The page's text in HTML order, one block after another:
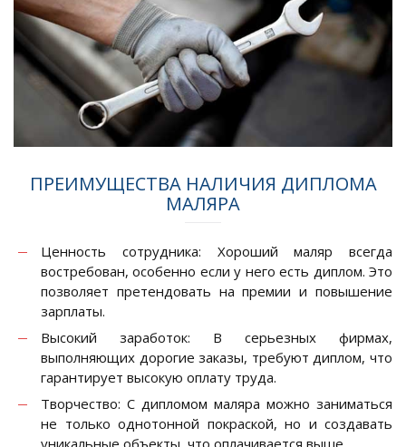
ПРЕИМУЩЕСТВА НАЛИЧИЯ ДИПЛОМА
МАЛЯРА
Ценность сотрудника: Хороший маляр всегда
востребован, особенно если у него есть диплом. Это
позволяет претендовать на премии и повышение
зарплаты.
Высокий заработок: В серьезных фирмах,
выполняющих дорогие заказы, требуют диплом, что
гарантирует высокую оплату труда.
Творчество: С дипломом маляра можно заниматься
не только однотонной покраской, но и создавать
уникальные объекты, что оплачивается выше.